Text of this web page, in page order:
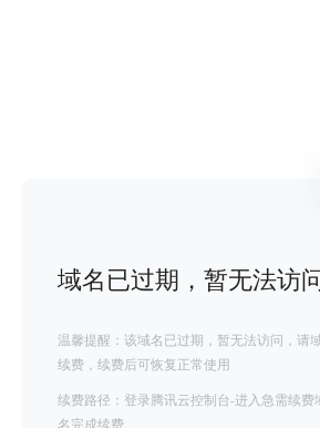
域名已过期，暂无法访
温馨提醒：该域名已过期，暂无法访问，请
续费，续费后可恢复正常使用
续费路径：登录腾讯云控制台-进入急需续费
名完成续费